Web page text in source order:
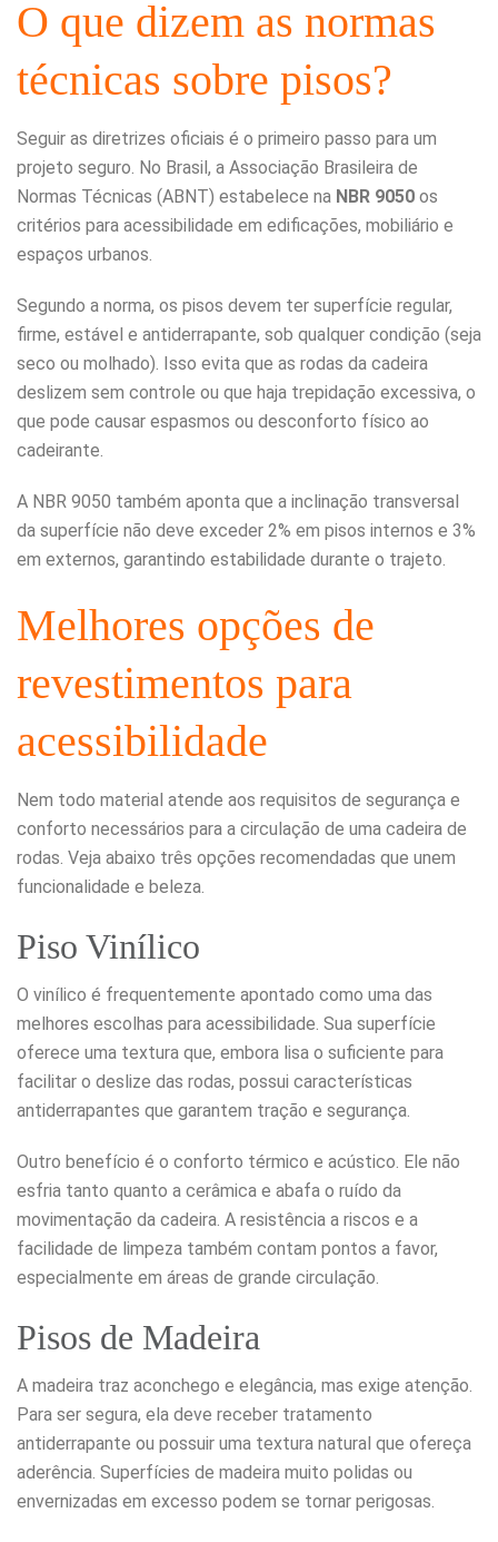
O que dizem as normas
técnicas sobre pisos?
Seguir as diretrizes oficiais é o primeiro passo para um
projeto seguro. No Brasil, a Associação Brasileira de
Normas Técnicas (ABNT) estabelece na NBR 9050 os
critérios para acessibilidade em edificações, mobiliário e
espaços urbanos.
Segundo a norma, os pisos devem ter superfície regular,
firme, estável e antiderrapante, sob qualquer condição (seja
seco ou molhado). Isso evita que as rodas da cadeira
deslizem sem controle ou que haja trepidação excessiva, o
que pode causar espasmos ou desconforto físico ao
cadeirante.
A NBR 9050 também aponta que a inclinação transversal
da superfície não deve exceder 2% em pisos internos e 3%
em externos, garantindo estabilidade durante o trajeto.
Melhores opções de
revestimentos para
acessibilidade
Nem todo material atende aos requisitos de segurança e
conforto necessários para a circulação de uma cadeira de
rodas. Veja abaixo três opções recomendadas que unem
funcionalidade e beleza.
Piso Vinílico
O vinílico é frequentemente apontado como uma das
melhores escolhas para acessibilidade. Sua superfície
oferece uma textura que, embora lisa o suficiente para
facilitar o deslize das rodas, possui características
antiderrapantes que garantem tração e segurança.
Outro benefício é o conforto térmico e acústico. Ele não
esfria tanto quanto a cerâmica e abafa o ruído da
movimentação da cadeira. A resistência a riscos e a
facilidade de limpeza também contam pontos a favor,
especialmente em áreas de grande circulação.
Pisos de Madeira
A madeira traz aconchego e elegância, mas exige atenção.
Para ser segura, ela deve receber tratamento
antiderrapante ou possuir uma textura natural que ofereça
aderência. Superfícies de madeira muito polidas ou
envernizadas em excesso podem se tornar perigosas.